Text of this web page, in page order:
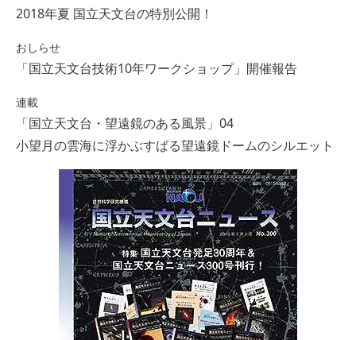
2018年夏 国立天文台の特別公開！
おしらせ
「国立天文台技術10年ワークショップ」開催報告
連載
「国立天文台・望遠鏡のある風景」04
小望月の雲海に浮かぶすばる望遠鏡ドームのシルエット